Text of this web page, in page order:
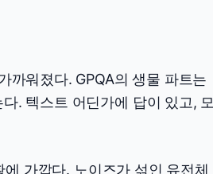
까워졌다. GPQA의 생물 파트는
. 텍스트 어딘가에 답이 있고, 모
가깝다. 노이즈가 섞인 유전체